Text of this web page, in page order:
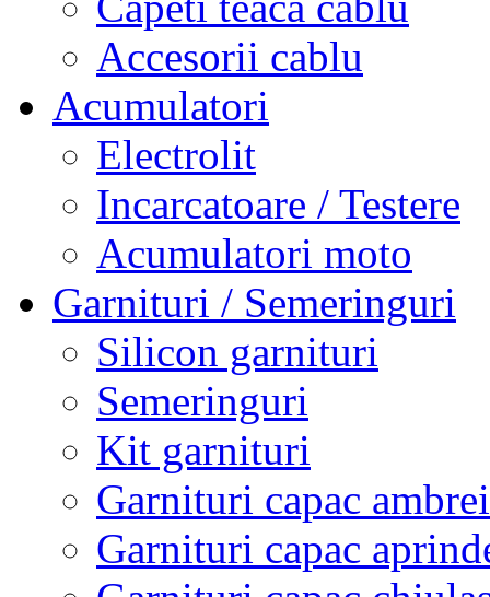
Accesorii cablu
Acumulatori
Electrolit
Incarcatoare / Testere
Acumulatori moto
Garnituri / Semeringuri
Silicon garnituri
Semeringuri
Kit garnituri
Garnituri capac
Garnituri capac